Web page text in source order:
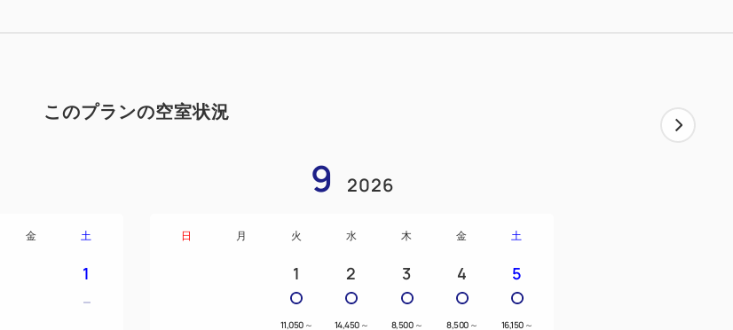
このプランの空室状況
金 土
1
9 2026
日 月 火 水 木 金 土
1
11,050 ～
2
14,450 ～
3
8,500 ～
4
8,500 ～
5
16,150 ～